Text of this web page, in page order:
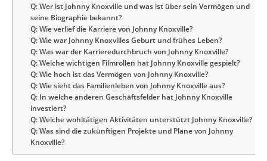
Q: Wer ist Johnny Knoxville und was ist über sein Vermögen und
seine Biographie bekannt?
Q: Wie verlief die Karriere von Johnny Knoxville?
Q: Wie war Johnny Knoxvilles Geburt und frühes Leben?
Q: Was war der Karrieredurchbruch von Johnny Knoxville?
Q: Welche wichtigen Filmrollen hat Johnny Knoxville gespielt?
Q: Wie hoch ist das Vermögen von Johnny Knoxville?
Q: Wie sieht das Familienleben von Johnny Knoxville aus?
Q: In welche anderen Geschäftsfelder hat Johnny Knoxville
investiert?
Q: Welche wohltätigen Aktivitäten unterstützt Johnny Knoxville?
Q: Was sind die zukünftigen Projekte und Pläne von Johnny
Knoxville?